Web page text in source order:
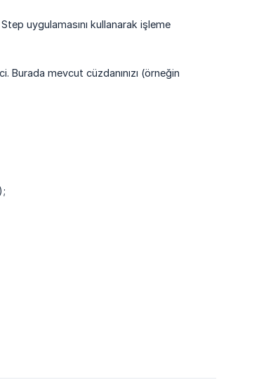
uygulamasını kullanarak işleme
Burada mevcut cüzdanınızı (örneğin